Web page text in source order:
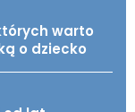
warto
o dziecko